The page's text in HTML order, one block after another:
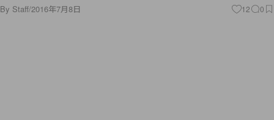
By Staff/2016年7月8日 12 0